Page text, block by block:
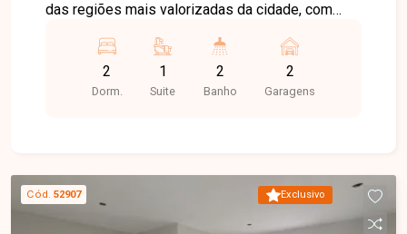
das regiões mais valorizadas da cidade, com
universidades, supermercados, escolas,
farmácias, restaurantes e diversos comércios e
serviços, proporcionando praticidade, conforto e
banheiro social, 02 quartos, sendo 01 suíte e
outro quarto com sacada, oferecendo ambientes
modernos, bem distribuídos e funcionais. O
2
Dorm.
1
Suite
2
Banho
2
Garagens
Exclusivo
Cód. 52907